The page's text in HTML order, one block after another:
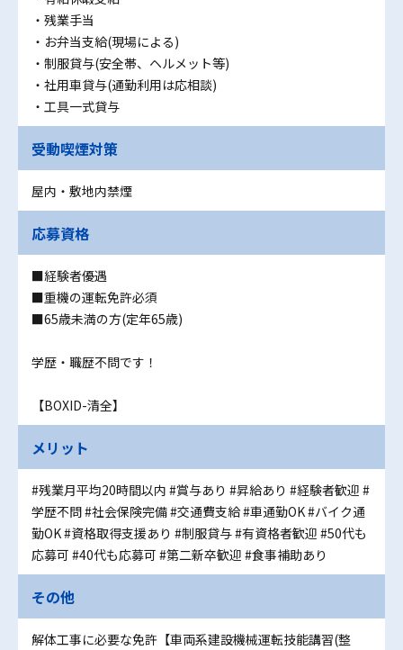
・残業手当
・お弁当支給(現場による)
・制服貸与(安全帯、ヘルメット等)
・社用車貸与(通勤利用は応相談)
・工具一式貸与
受動喫煙対策
屋内・敷地内禁煙
応募資格
■経験者優遇
■重機の運転免許必須
■65歳未満の方(定年65歳)
学歴・職歴不問です！
【BOXID-清全】
メリット
#残業月平均20時間以内 #賞与あり #昇給あり #経験者歓迎 #
学歴不問#社会保険完備#交通費支給#車通勤OK#バイク通
勤OK#資格取得支援あり #制服貸与#有資格者歓迎 #50代も
応募可 #40代も応募可 #第二新卒歓迎 #食事補助あり
その他
解体工事に必要な免許【車両系建設機械運転技能講習(整